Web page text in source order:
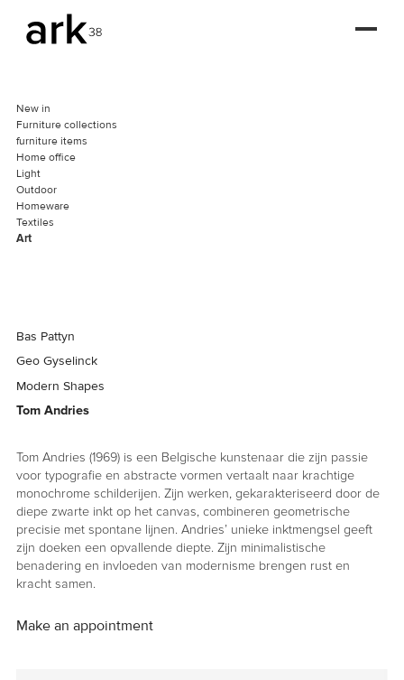
New in
Furniture collections
furniture items
Home office
Light
Outdoor
Homeware
Textiles
Art
Tom Andries (1969) is een Belgische kunstenaar die zijn passie
voor typografie en abstracte vormen vertaalt naar krachtige
monochrome schilderijen. Zijn werken, gekarakteriseerd door de
diepe zwarte inkt op het canvas, combineren geometrische
precisie met spontane lijnen. Andries’ unieke inktmengsel geeft
zijn doeken een opvallende diepte. Zijn minimalistische
benadering en invloeden van modernisme brengen rust en
kracht samen.
Make an appointment
Bas Pattyn
Geo Gyselinck
Modern Shapes
Tom Andries